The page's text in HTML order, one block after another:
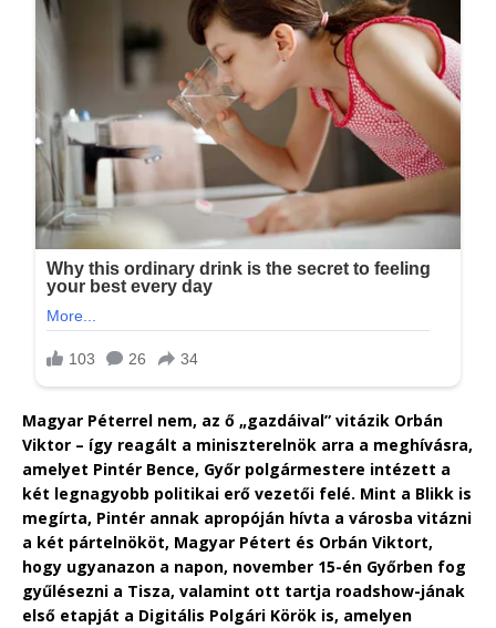
Magyar Péterrel nem, az ő „gazdáival” vitázik Orbán
Viktor – így reagált a miniszterelnök arra a meghívásra,
amelyet Pintér Bence, Győr polgármestere intézett a
két legnagyobb politikai erő vezetői felé. Mint a Blikk is
megírta, Pintér annak apropóján hívta a városba vitázni
a két pártelnököt, Magyar Pétert és Orbán Viktort,
hogy ugyanazon a napon, november 15-én Győrben fog
gyűlésezni a Tisza, valamint ott tartja roadshow-jának
első etapját a Digitális Polgári Körök is, amelyen